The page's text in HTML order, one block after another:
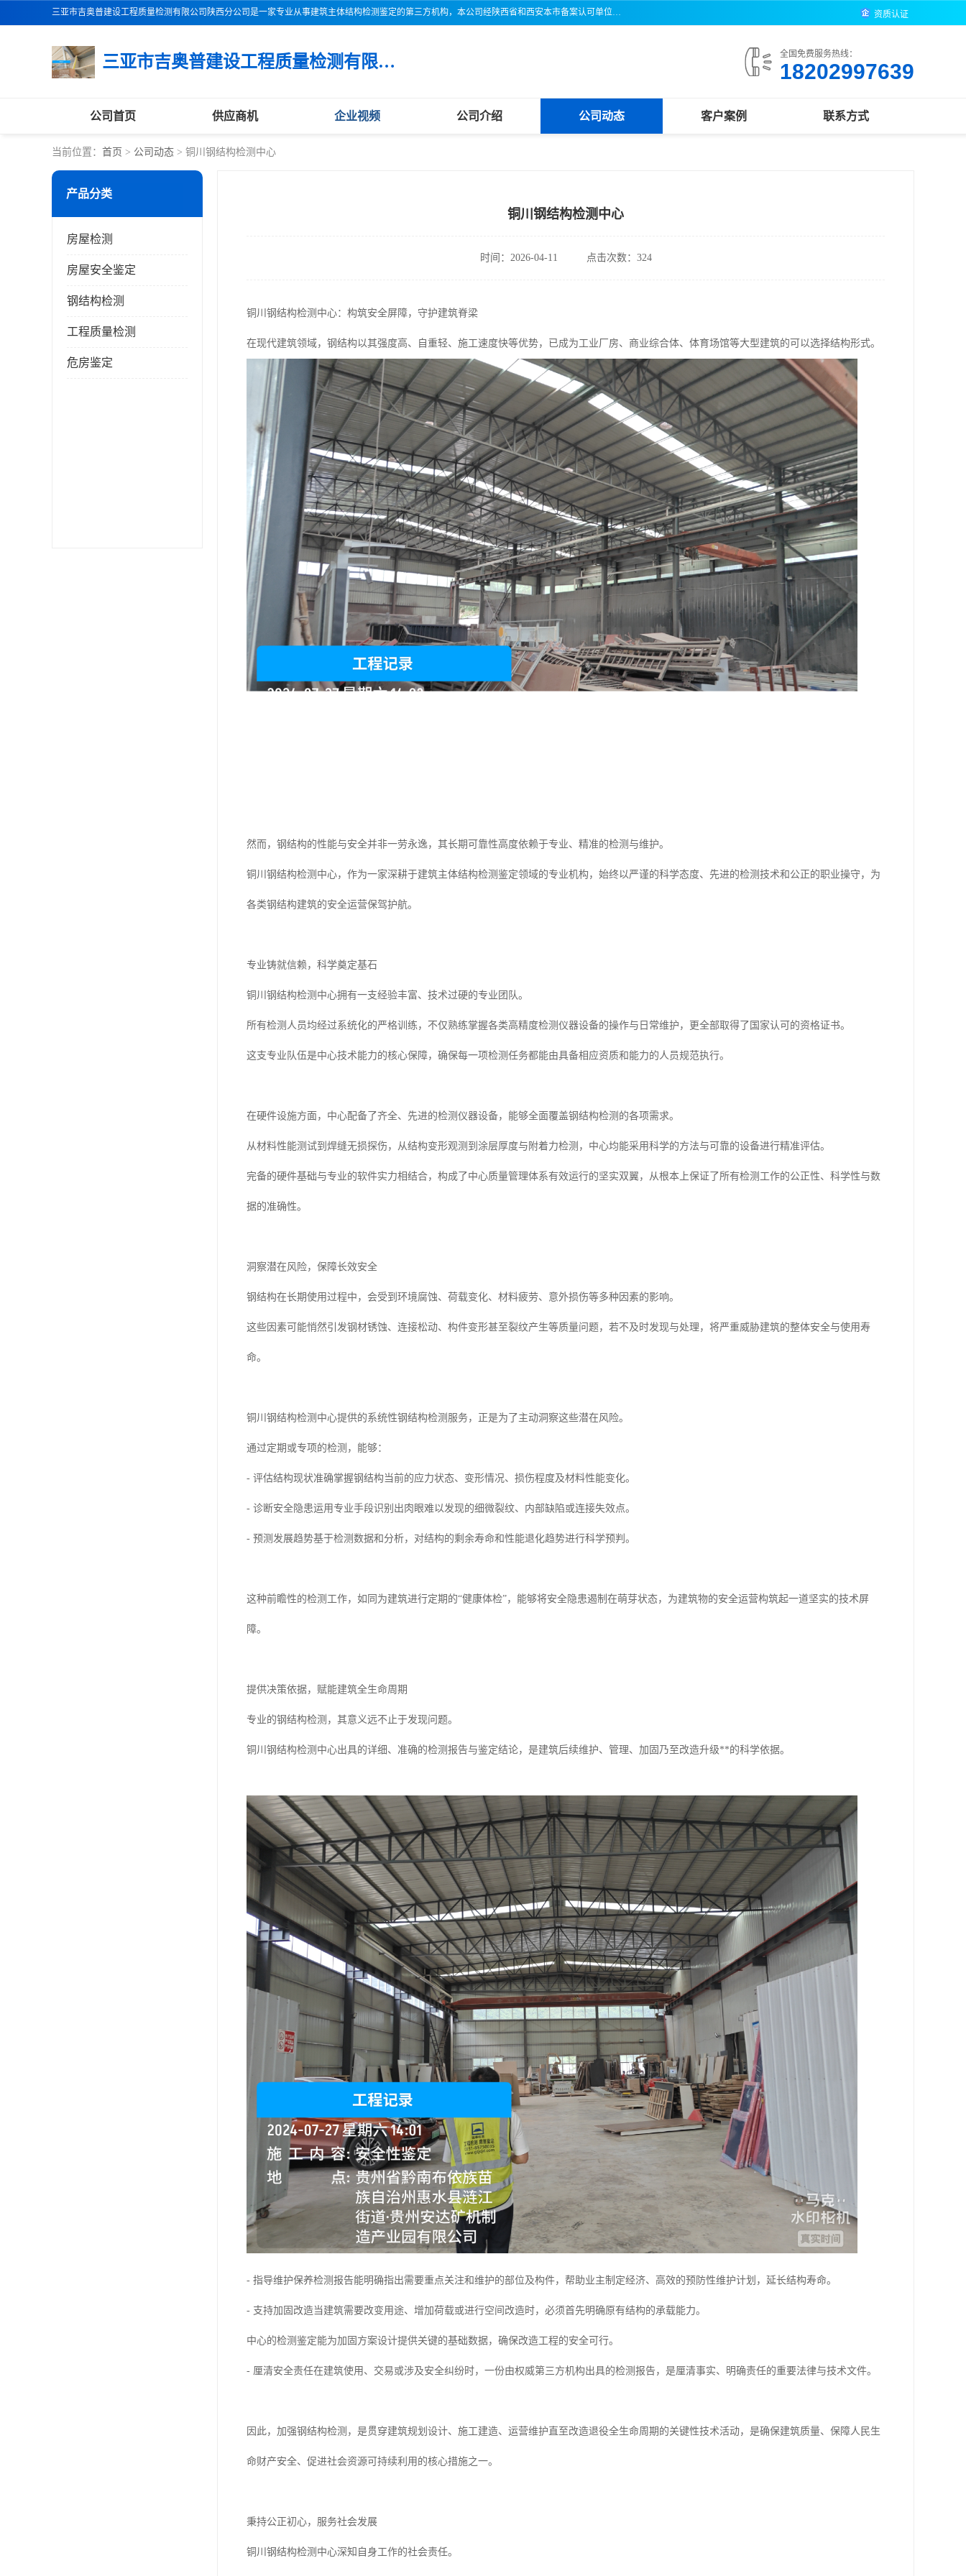
三亚市吉奥普建设工程质量检测有限公司陕西分公司是一家专业从事建筑主体结构检测鉴定的第三方机构，本公司经陕西省和西安本市备案认可单位，公司各项检测仪器设备齐全，检测人员经过严格训练，熟练掌握各项仪器设备的操作及维护工作，检测人员全部取得了资格证书，以保证质量管理体系的有效运行， 保证检测工作的公正性、科学性和准确性，更好地为社会服务。 资质认证
三亚市吉奥普建设工程质量检测有限公司陕西分公司 全国免费服务热线：
18202997639
公司首页 供应商机 企业视频 公司介绍 公司动态 客户案例 联系方式
当前位置： 首页 > 公司动态 > 铜川钢结构检测中心
产品分类
房屋检测
房屋安全鉴定
钢结构检测
工程质量检测
危房鉴定
铜川钢结构检测中心
时间：2026-04-11 点击次数：324
铜川钢结构检测中心：构筑安全屏障，守护建筑脊梁
在现代建筑领域，钢结构以其强度高、自重轻、施工速度快等优势，已成为工业厂房、商业综合体、体育场馆等大型建筑的可以选择结构形式。
然而，钢结构的性能与安全并非一劳永逸，其长期可靠性高度依赖于专业、精准的检测与维护。
铜川钢结构检测中心，作为一家深耕于建筑主体结构检测鉴定领域的专业机构，始终以严谨的科学态度、先进的检测技术和公正的职业操守，为
各类钢结构建筑的安全运营保驾护航。
专业铸就信赖，科学奠定基石
铜川钢结构检测中心拥有一支经验丰富、技术过硬的专业团队。
所有检测人员均经过系统化的严格训练，不仅熟练掌握各类高精度检测仪器设备的操作与日常维护，更全部取得了国家认可的资格证书。
这支专业队伍是中心技术能力的核心保障，确保每一项检测任务都能由具备相应资质和能力的人员规范执行。
在硬件设施方面，中心配备了齐全、先进的检测仪器设备，能够全面覆盖钢结构检测的各项需求。
从材料性能测试到焊缝无损探伤，从结构变形观测到涂层厚度与附着力检测，中心均能采用科学的方法与可靠的设备进行精准评估。
完备的硬件基础与专业的软件实力相结合，构成了中心质量管理体系有效运行的坚实双翼，从根本上保证了所有检测工作的公正性、科学性与数
据的准确性。
洞察潜在风险，保障长效安全
钢结构在长期使用过程中，会受到环境腐蚀、荷载变化、材料疲劳、意外损伤等多种因素的影响。
这些因素可能悄然引发钢材锈蚀、连接松动、构件变形甚至裂纹产生等质量问题，若不及时发现与处理，将严重威胁建筑的整体安全与使用寿
命。
铜川钢结构检测中心提供的系统性钢结构检测服务，正是为了主动洞察这些潜在风险。
通过定期或专项的检测，能够：
- 评估结构现状准确掌握钢结构当前的应力状态、变形情况、损伤程度及材料性能变化。
- 诊断安全隐患运用专业手段识别出肉眼难以发现的细微裂纹、内部缺陷或连接失效点。
- 预测发展趋势基于检测数据和分析，对结构的剩余寿命和性能退化趋势进行科学预判。
这种前瞻性的检测工作，如同为建筑进行定期的“健康体检”，能够将安全隐患遏制在萌芽状态，为建筑物的安全运营构筑起一道坚实的技术屏
障。
提供决策依据，赋能建筑全生命周期
专业的钢结构检测，其意义远不止于发现问题。
铜川钢结构检测中心出具的详细、准确的检测报告与鉴定结论，是建筑后续维护、管理、加固乃至改造升级**的科学依据。
- 指导维护保养检测报告能明确指出需要重点关注和维护的部位及构件，帮助业主制定经济、高效的预防性维护计划，延长结构寿命。
- 支持加固改造当建筑需要改变用途、增加荷载或进行空间改造时，必须首先明确原有结构的承载能力。
中心的检测鉴定能为加固方案设计提供关键的基础数据，确保改造工程的安全可行。
- 厘清安全责任在建筑使用、交易或涉及安全纠纷时，一份由权威第三方机构出具的检测报告，是厘清事实、明确责任的重要法律与技术文件。
因此，加强钢结构检测，是贯穿建筑规划设计、施工建造、运营维护直至改造退役全生命周期的关键性技术活动，是确保建筑质量、保障人民生
命财产安全、促进社会资源可持续利用的核心措施之一。
秉持公正初心，服务社会发展
铜川钢结构检测中心深知自身工作的社会责任。